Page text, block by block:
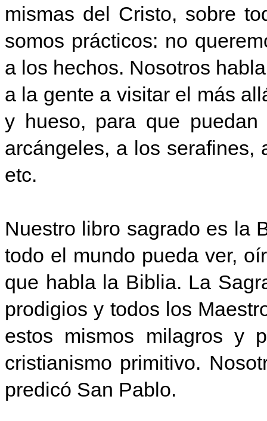
mismas del Cristo, sobre
somos prácticos: no
a los hechos. Nosotros
a la gente a visitar el más
y hueso, para que
arcángeles, a los serafines,
etc.
Nuestro libro sagrado es la
todo el mundo pueda ver,
que habla la Biblia. La
prodigios y todos los
estos mismos milagros y
cristianismo primitivo.
predicó San Pablo.